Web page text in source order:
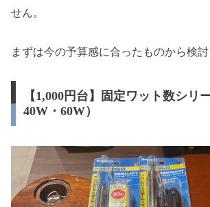
せん。
まずは今の予算感に合ったものから検討
【1,000円台】固定ワット数シリ
40W・60W）